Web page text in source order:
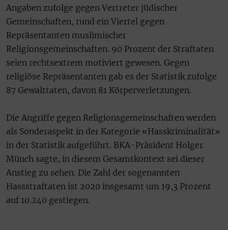
Angaben zufolge gegen Vertreter jüdischer
Gemeinschaften, rund ein Viertel gegen
Repräsentanten muslimischer
Religionsgemeinschaften. 90 Prozent der Straftaten
seien rechtsextrem motiviert gewesen. Gegen
religiöse Repräsentanten gab es der Statistik zufolge
87 Gewalttaten, davon 81 Körperverletzungen.
Die Angriffe gegen Religionsgemeinschaften werden
als Sonderaspekt in der Kategorie «Hasskriminalität»
in der Statistik aufgeführt. BKA-Präsident Holger
Münch sagte, in diesem Gesamtkontext sei dieser
Anstieg zu sehen. Die Zahl der sogenannten
Hassstraftaten ist 2020 insgesamt um 19,3 Prozent
auf 10.240 gestiegen.